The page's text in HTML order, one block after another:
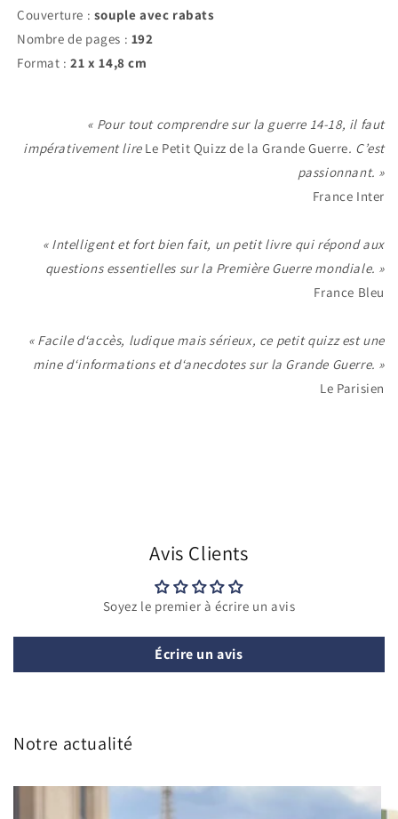
Couverture : souple avec rabats
Nombre de pages : 192
Format :21 x 14,8 cm
« Pour tout comprendre sur la guerre 14-18, il faut
impérativement lire Le Petit Quizz de la Grande Guerre. C’est
passionnant. »
France Inter
« Intelligent et fort bien fait, un petit livre qui répond aux
questions essentielles sur la Première Guerre mondiale. »
France Bleu
« Facile d‘accès, ludique mais sérieux, ce petit quizz est une
mine d‘informations et d‘anecdotes sur la Grande Guerre. »
Le Parisien
Avis Clients
Soyez le premier à écrire un avis
Écrire un avis
Notre actualité